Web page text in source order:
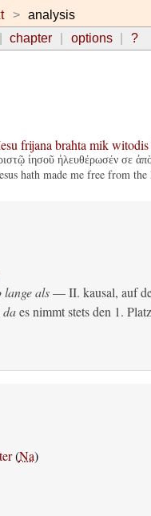
analysis
chapter options ?
frijana brahta mik witodis
ἰησοῦ ἠλευθέρωσέν σε
hath made me free from the
lange als— II. kausal, auf
daes nimmt stets den 1.
(Na)